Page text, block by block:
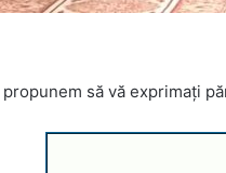
propunem să vă exprimați